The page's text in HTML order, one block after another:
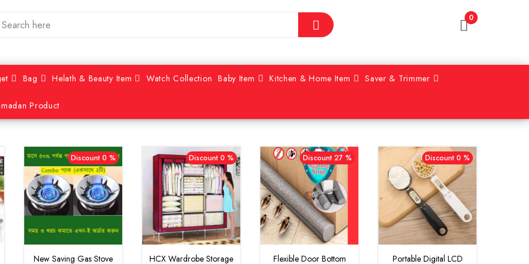
0
Bag Helath & Beauty Item Watch Collection Baby Item Kitchen & Home Item Saver & Trimmer
Product
Discount 0 %
New Saving Gas Stove
Discount 0 %
HCX Wardrobe Storage
Discount 27 %
Flexible Door Bottom
Discount 0 %
Portable Digital LCD